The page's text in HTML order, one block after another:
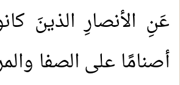
عَنِ الأنصارِ الذينَ
أصنامًا على الصفا